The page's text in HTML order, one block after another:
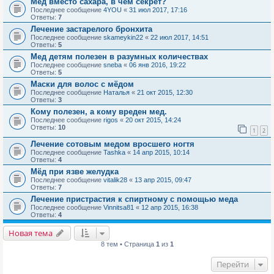
Последнее сообщение 4YOU « 31 июл 2017, 17:16
Ответы: 7
Лечение застарелого бронхита
Последнее сообщение skameykin22 « 22 июл 2017, 14:51
Ответы: 5
Мед детям полезен в разумных количествах
Последнее сообщение sneba « 06 янв 2016, 19:22
Ответы: 5
Маски для волос с мёдом
Последнее сообщение Наталья « 21 окт 2015, 12:30
Ответы: 3
Кому полезен, а кому вреден мед.
Последнее сообщение rigos « 20 окт 2015, 14:24
Ответы: 10 1 2
Лечение сотовым медом вросшего ногтя
Последнее сообщение Tashka « 14 апр 2015, 10:14
Ответы: 4
Мёд при язве желудка
Последнее сообщение vitalik28 « 13 апр 2015, 09:47
Ответы: 7
Лечение пристрастия к спиртному с помощью меда
Последнее сообщение Vinnitsa81 « 12 апр 2015, 16:38
Ответы: 4
Новая тема
8 тем • Страница 1 из 1
Перейти